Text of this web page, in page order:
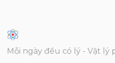
Mỗi ngày đều có lý - Vật lý